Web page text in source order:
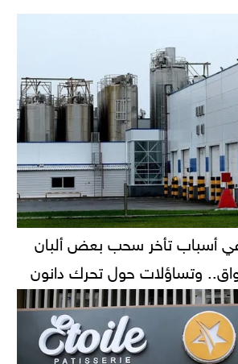
أسباب تأخر سحب بعض ألبان
وتساؤلات حول تحرك دانون